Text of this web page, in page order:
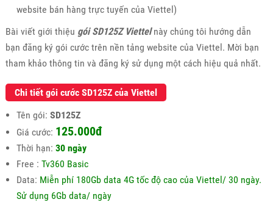
website bán hàng trực tuyến của Viettel)
Bài viết giới thiệu gói SD125Z Viettelnày chúng tôi hướng dẫn
bạn đăng ký gói cước trên nền tảng website của Viettel. Mời bạn
tham khảo thông tin và đăng ký sử dụng một cách hiệu quả nhất.
Chi tiết gói cước SD125Z của Viettel
Tên gói: SD125Z
Giá cước: 125.000đ
Thời hạn: 30 ngày
Free : Tv360 Basic
Data: Miễn phí 180Gb data 4G tốc độ cao của Viettel/ 30 ngày.
Sử dụng 6Gb data/ ngày